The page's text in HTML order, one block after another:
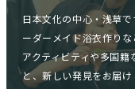
日本文化の中心・浅草
ーダーメイド浴衣作り
アクティビティや多国
と、新しい発見をお届け